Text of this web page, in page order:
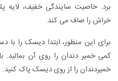
برد. خاصیت سایندگی خفیف، لایه
خراش را صاف می کند.
برای این منظور، ابتدا دیسک را با
کمی خمیر دندان را روی آن بمالید.
خمیردندان را از روی دیسک پاک کنید.